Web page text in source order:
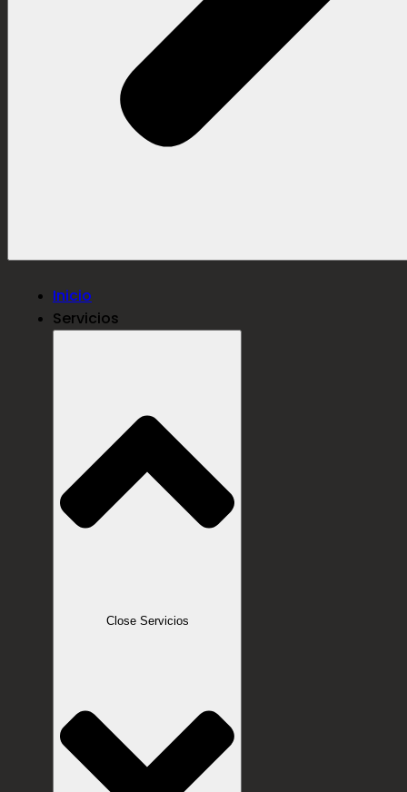
Inicio
Servicios
Close Servicios